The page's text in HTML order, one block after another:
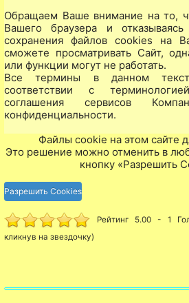
Обращаем Ваше внимание на то,
Вашего браузера и
сохранения файлов cookies на
сможете просматривать Сайт,
или функции могут не работать.
Все термины в данном
соответствии с
соглашения сервисов
конфиденциальности.
Файлы cookie на этом сайте
Это решение можно отменить в
кнопку «Разрешить
Разрешить Cookies
Рейтинг 5.00 - 1
кликнув на звездочку)